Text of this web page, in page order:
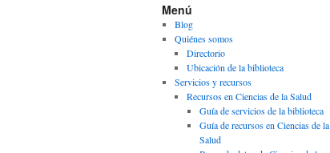
Menú
Blog
Quiénes somos
Directorio
Ubicación de la biblioteca
Servicios y recursos
Recursos en Ciencias de la Salud
Guía de servicios de la biblioteca
Guía de recursos en Ciencias de la
Salud